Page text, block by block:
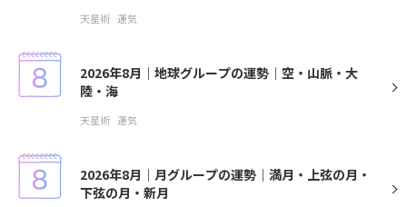
天星術 運気
2026年8月｜地球グループの運勢｜空・山脈・大
陸・海
天星術 運気
2026年8月｜月グループの運勢｜満月・上弦の月・
下弦の月・新月